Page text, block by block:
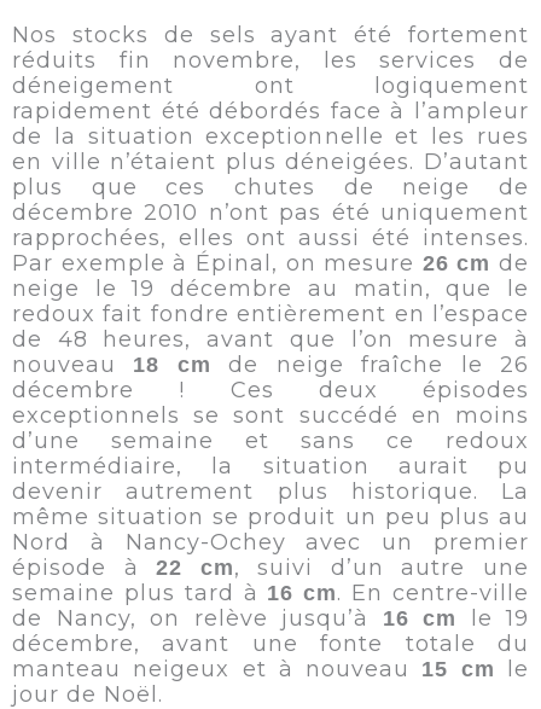
Nos stocks de sels ayant été fortement
réduits fin novembre, les services de
déneigement ont logiquement
rapidement été débordés face à l’ampleur
de la situation exceptionnelle et les rues
en ville n’étaient plus déneigées. D’autant
plus que ces chutes de neige de
décembre 2010 n’ont pas été uniquement
rapprochées, elles ont aussi été intenses.
Par exemple à Épinal, on mesure 26 cm de
neige le 19 décembre au matin, que le
redoux fait fondre entièrement en l’espace
de 48 heures, avant que l’on mesure à
nouveau 18 cm
de neige fraîche le 26
décembre ! Ces deux épisodes
exceptionnels se sont succédé en moins
d’une semaine et sans ce redoux
intermédiaire, la situation aurait pu
devenir autrement plus historique. La
même situation se produit un peu plus au
Nord à Nancy-Ochey avec un premier
épisode à22 cm, suivi d’un autre une
semaine plus tard à 16 cm. En centre-ville
de Nancy, on relève jusqu’à
16 cm
le 19
décembre, avant une fonte totale du
manteau neigeux et à nouveau 15 cm
le
jour de Noël.